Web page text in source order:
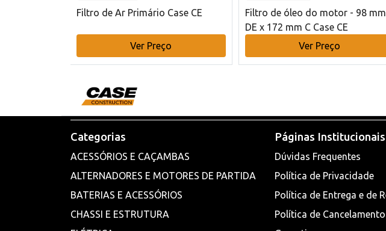
Filtro de Ar Primário Case CE
Ver Preço
Filtro de óleo do motor - 98 mm
DE x 172 mm C Case CE
Ver Preço
Categorias
ACESSÓRIOS E CAÇAMBAS
ALTERNADORES E MOTORES DE PARTIDA
BATERIAS E ACESSÓRIOS
CHASSI E ESTRUTURA
Páginas Institucionais
Dúvidas Frequentes
Política de Privacidade
Política de Entrega e de
Política de